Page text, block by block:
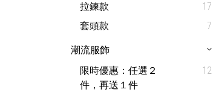
拉鍊款
17
套頭款
7
潮流服飾
限時優惠：任選２
件，再送１件
12